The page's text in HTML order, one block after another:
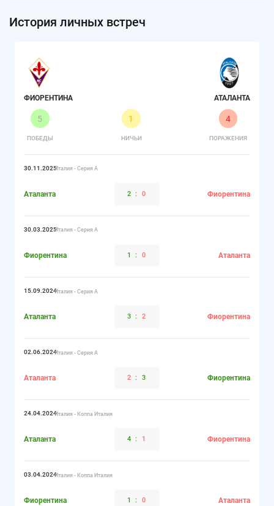
История личных встреч
ФИОРЕНТИНА
5
ПОБЕДЫ
1
НИЧЬИ
4
ПОРАЖЕНИЯ
АТАЛАНТА
30.11.2025Италия - Серия А
Аталанта 2 : 0 Фиорентина
30.03.2025Италия - Серия А
Фиорентина 1 : 0 Аталанта
15.09.2024Италия - Серия А
Аталанта 3 : 2 Фиорентина
02.06.2024Италия - Серия А
Аталанта 2 : 3 Фиорентина
24.04.2024Италия - Коппа Италия
Аталанта 4 : 1 Фиорентина
03.04.2024Италия - Коппа Италия
Фиорентина 1 : 0 Аталанта